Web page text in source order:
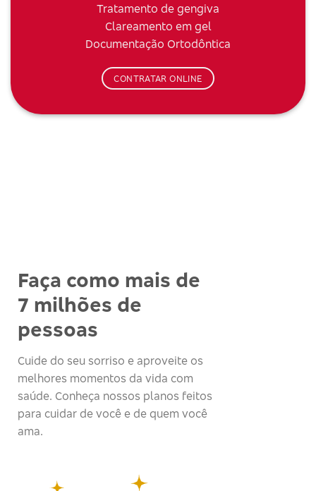
Tratamento de gengiva
Clareamento em gel
Documentação Ortodôntica
CONTRATAR ONLINE
Faça como mais de
7 milhões de
pessoas
Cuide do seu sorriso e aproveite os
melhores momentos da vida com
saúde. Conheça nossos planos feitos
para cuidar de você e de quem você
ama.